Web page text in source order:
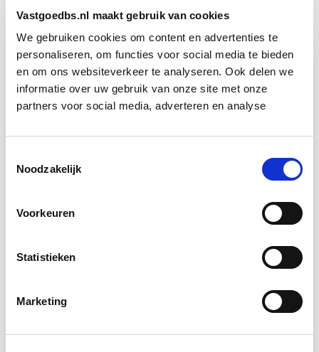
Vastgoedbs.nl maakt gebruik van cookies
We gebruiken cookies om content en advertenties te
personaliseren, om functies voor social media te bieden
en om ons websiteverkeer te analyseren. Ook delen we
informatie over uw gebruik van onze site met onze
partners voor social media, adverteren en analyse
Noodzakelijk
Voorkeuren
Statistieken
Marketing
Relevant bij dit artikel
Vastgoedmanagement
helder, integraal denk- en werkmodel om op
vastgoedportefeuille optimaal te exploiteren.
15 Lesdagen lesdag(en)